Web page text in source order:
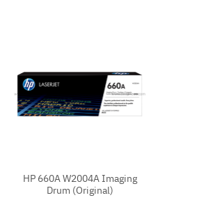
HP 660A W2004A Imaging
Drum (Original)